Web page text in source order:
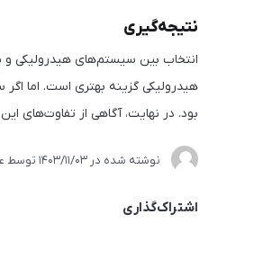
نتیجه‌گیری
انتخاب بین سیستم‌های هیدرولیکی و
هیدرولیکی گزینه بهتری است. اما
بود. در نهایت، آگاهی از تفاوت‌های
نوشته شده در 1403/11/03 توسط
اشتراک‌گذاری